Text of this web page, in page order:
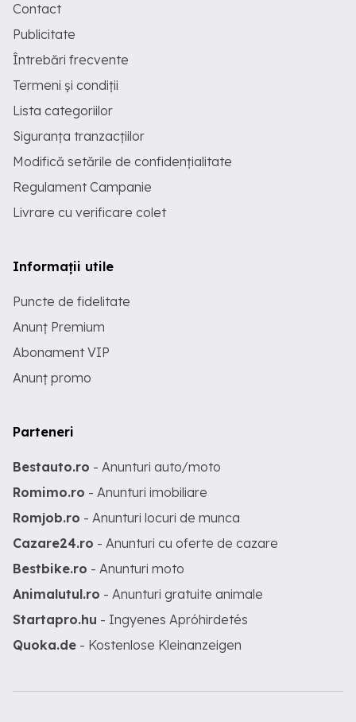
Contact
Publicitate
Întrebări frecvente
Termeni și condiții
Lista categoriilor
Siguranța tranzacțiilor
Modifică setările de confidențialitate
Regulament Campanie
Livrare cu verificare colet
Informații utile
Puncte de fidelitate
Anunț Premium
Abonament VIP
Anunț promo
Parteneri
Bestauto.ro - Anunturi auto/moto
Romimo.ro - Anunturi imobiliare
Romjob.ro - Anunturi locuri de munca
Cazare24.ro - Anunturi cu oferte de cazare
Bestbike.ro - Anunturi moto
Animalutul.ro - Anunturi gratuite animale
Startapro.hu - Ingyenes Apróhirdetés
Quoka.de - Kostenlose Kleinanzeigen